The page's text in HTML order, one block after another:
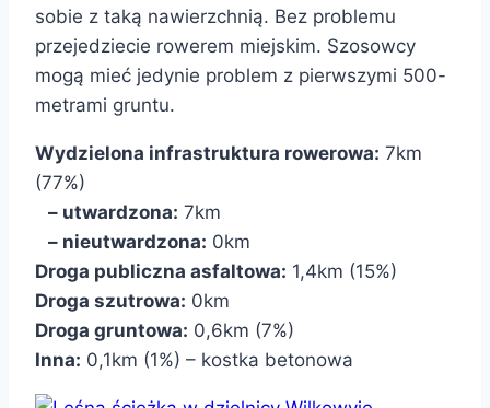
sobie z taką nawierzchnią. Bez problemu
przejedziecie rowerem miejskim. Szosowcy
mogą mieć jedynie problem z pierwszymi 500-
metrami gruntu.
Wydzielona infrastruktura rowerowa: 7km
(77%)
– utwardzona: 7km
– nieutwardzona: 0km
Droga publiczna asfaltowa: 1,4km (15%)
Droga szutrowa: 0km
Droga gruntowa: 0,6km (7%)
Inna: 0,1km (1%) – kostka betonowa